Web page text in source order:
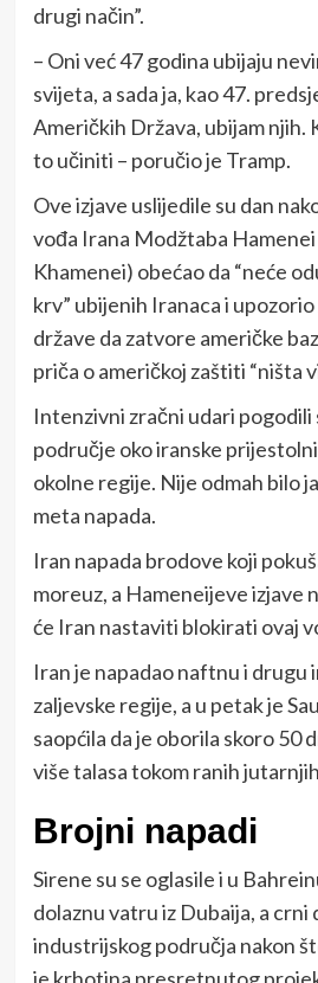
drugi način”.
– Oni već 47 godina ubijaju
svijeta, a sada ja, kao 47.
Američkih Država, ubijam njih.
to učiniti – poručio je Tramp.
Ove izjave uslijedile su dan
vođa Irana Modžtaba
Khamenei) obećao da “neće
krv” ubijenih Iranaca i
države da zatvore američke
priča o američkoj zaštiti “ništa
Intenzivni zračni udari pogodili
područje oko iranske
okolne regije. Nije odmah bilo
meta napada.
Iran napada brodove koji
moreuz, a Hameneijeve izjave
će Iran nastaviti blokirati ovaj
Iran je napadao naftnu i
zaljevske regije, a u petak je
saopćila da je oborila skoro 50
više talasa tokom ranih
Brojni napadi
Sirene su se oglasile i u
dolaznu vatru iz Dubaija, a crni
industrijskog područja nakon